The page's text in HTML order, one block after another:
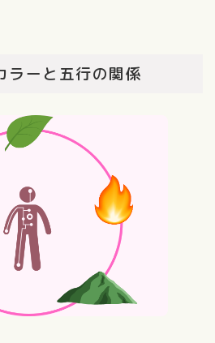
ラーと五行の関係